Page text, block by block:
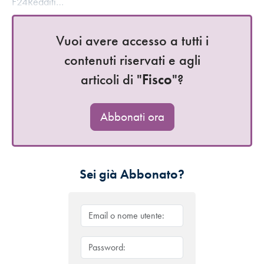
Vuoi avere accesso a tutti i
contenuti riservati e agli
articoli di "Fisco"?
Abbonati ora
Sei già Abbonato?